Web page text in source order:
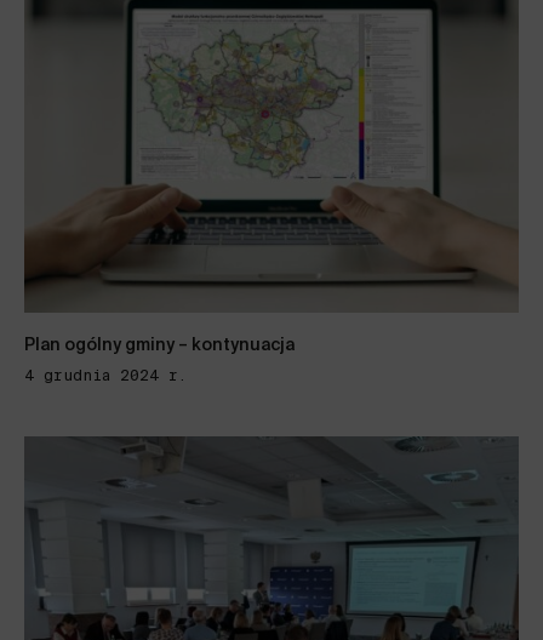
Plan ogólny gminy – kontynuacja
4 grudnia 2024 r.